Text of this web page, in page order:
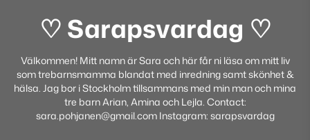
♡ Sarapsvardag ♡
Välkommen! Mitt namn är Sara och här får ni läsa om mitt liv
som trebarnsmamma blandat med inredning samt skönhet &
hälsa. Jag bor i Stockholm tillsammans med min man och mina
tre barn Arian, Amina och Lejla. Contact:
sara.pohjanen@gmail.com Instagram: sarapsvardag